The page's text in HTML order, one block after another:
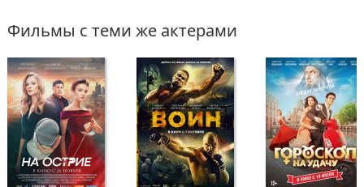
Фильмы с теми же актерами